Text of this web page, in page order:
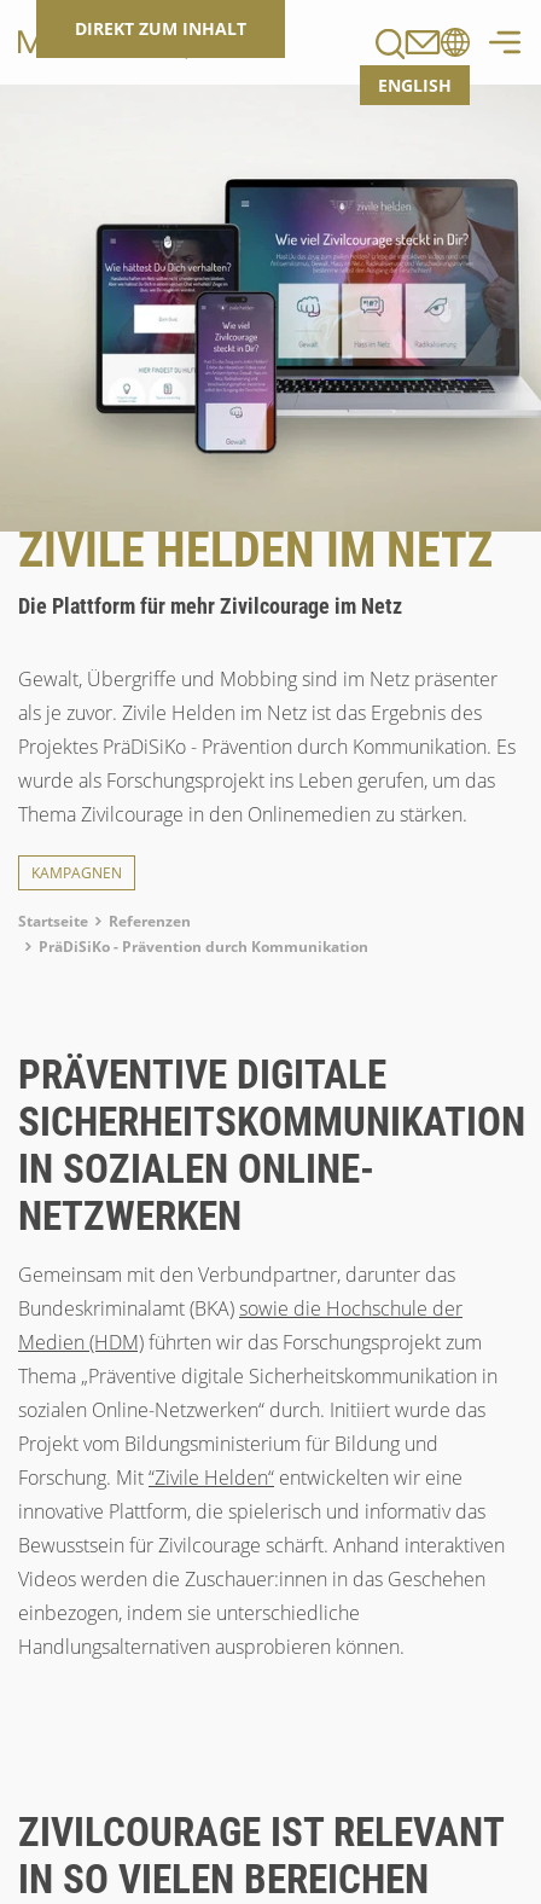
DIREKT ZUM INHALT
ENGLISH
ZIVILE HELDEN IM NETZ
Die Plattform für mehr Zivilcourage im Netz
Gewalt, Übergriffe und Mobbing sind im Netz präsenter
als je zuvor. Zivile Helden im Netz ist das Ergebnis des
Projektes PräDiSiKo - Prävention durch Kommunikation. Es
wurde als Forschungsprojekt ins Leben gerufen, um das
Thema Zivilcourage in den Onlinemedien zu stärken.
KAMPAGNEN
Breadcrumb
Startseite
Referenzen
PräDiSiKo - Prävention durch Kommunikation
PRÄVENTIVE DIGITALE
SICHERHEITSKOMMUNIKATION
IN SOZIALEN ONLINE-
NETZWERKEN
Gemeinsam mit den Verbundpartner, darunter das
Bundeskriminalamt (BKA)sowie die Hochschule der
Medien (HDM)führten wir das Forschungsprojekt zum
Thema „Präventive digitale Sicherheitskommunikation in
sozialen Online-Netzwerken“ durch. Initiiert wurde das
Projekt vom Bildungsministerium für Bildung und
Forschung. Mit“Zivile Helden“ entwickelten wir eine
innovative Plattform, die spielerisch und informativ das
Bewusstsein für Zivilcourage schärft. Anhand interaktiven
Videos werden die Zuschauer:innen in das Geschehen
einbezogen, indem sie unterschiedliche
Handlungsalternativen ausprobieren können.
ZIVILCOURAGE IST RELEVANT
IN SO VIELEN BEREICHEN